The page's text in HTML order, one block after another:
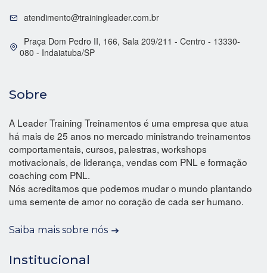
atendimento@trainingleader.com.br
Praça Dom Pedro II, 166, Sala 209/211 - Centro - 13330-
080 - Indaiatuba/SP
Sobre
A Leader Training Treinamentos é uma empresa que atua
há mais de 25 anos no mercado ministrando treinamentos
comportamentais, cursos, palestras, workshops
motivacionais, de liderança, vendas com PNL e formação
coaching com PNL.
Nós acreditamos que podemos mudar o mundo plantando
uma semente de amor no coração de cada ser humano.
Saiba mais sobre nós
Institucional